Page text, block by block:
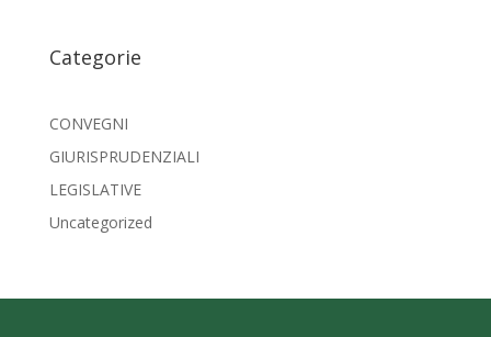
Categorie
CONVEGNI
GIURISPRUDENZIALI
LEGISLATIVE
Uncategorized